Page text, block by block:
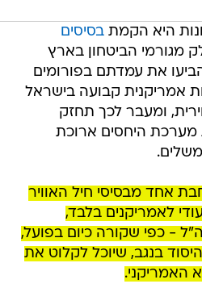
היא הקמתבסיסים
מגורמי הביטחון בארץ
את עמדתם בפורומים
אמריקנית קבועה בישראל
ומעבר לכך תחזק
היחסים ארוכת
אחד מבסיסי חיל האוויר
לאמריקנים בלבד,
- כפי שקורה כיום בפועל,
בנגב, שיוכל לקלוט את
האמריקני.